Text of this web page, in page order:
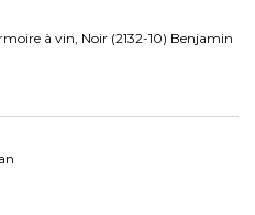
à vin, Noir (2132-10) Benjamin